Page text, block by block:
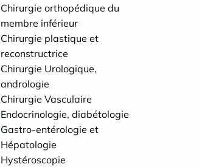
Chirurgie orthopédique du
membre inférieur
Chirurgie plastique et
reconstructrice
Chirurgie Urologique,
andrologie
Chirurgie Vasculaire
Endocrinologie, diabétologie
Gastro-entérologie et
Hépatologie
Hystéroscopie